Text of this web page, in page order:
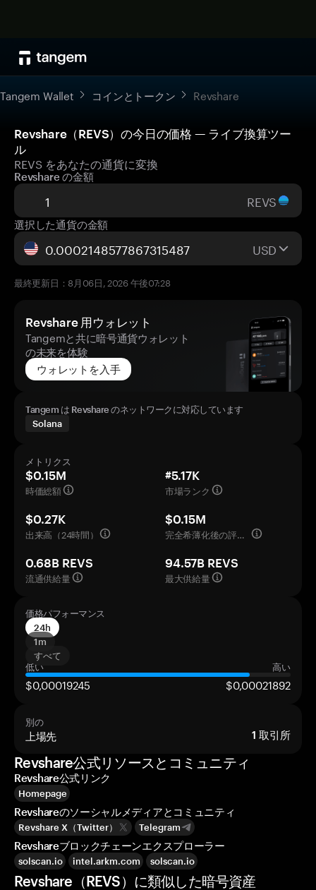
Tangem Wallet コインとトークン Revshare
Revshare（REVS）の今日の価格 — ライブ換算ツー
ル
REVS をあなたの通貨に変換
Revshare の金額
REVS
選択した通貨の金額
USD
最終更新日：8月06日, 2026 午後07:28
Revshare 用ウォレット
Tangemと共に暗号通貨ウォレット
の未来を体験
ウォレットを入手
Tangem は Revshare のネットワークに対応しています
Solana
メトリクス
$0.15M
時価総額
#5.17K
市場ランク
$0.27K
出来高（24時間）
$0.15M
完全希薄化後の評価額
0.68B REVS
流通供給量
94.57B REVS
最大供給量
価格パフォーマンス
24h
1m
すべて
低い
高い
$0,00019245 $0,00021892
別の
上場先 1 取引所
Revshare公式リソースとコミュニティ
Revshare公式リンク
Homepage
Revshareのソーシャルメディアとコミュニティ
Revshare X（Twitter） Telegram
Revshareブロックチェーンエクスプローラー
solscan.io intel.arkm.com solscan.io
Revshare（REVS）に類似した暗号資産